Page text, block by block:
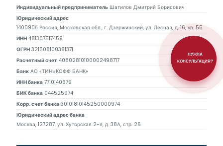
Индивидуальный предприниматель Шатилов Дмитрий Борисович
Юридический адрес
140090б Россия, Московская обл., г. Дзержинский, ул. Лесная, д. 16, кв. 55
ИНН 481307517459
ОГРН 321508100381371
Расчетный счет 40802810100002498717
Банк АО «ТИНЬКОФФ БАНК»
ИНН банка 7710140679
БИК банка 044525974
Корр. счет банка 30101810145250000974
Юридический адрес банка
Москва, 127287, ул. Хуторская 2-я, д. 38А, стр. 26
НУЖНА
КОНСУЛЬТАЦИЯ?